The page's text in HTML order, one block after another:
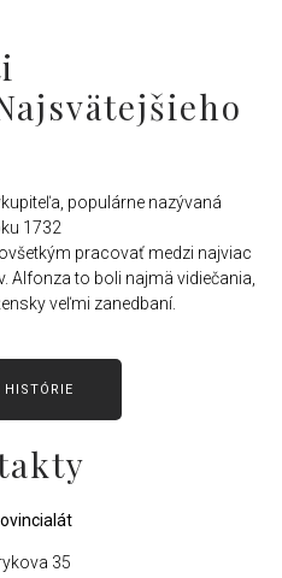
populárne nazývaná
1732
pracovať medzi najviac
Alfonza to boli najmä vidiečania,
veľmi zanedbaní.
35